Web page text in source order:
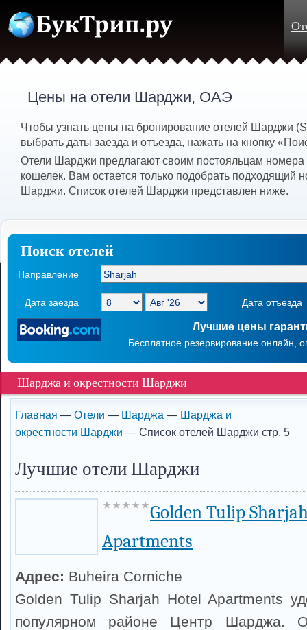
Цены на отели Шарджи, ОАЭ
Чтобы узнать цены на бронирование отелей Шарджи
выбрать даты заезда и отъезда, нажать на кнопку
Отели Шарджи предлагают своим постояльцам номера
кошелек. Вам остается только подобрать подходящий
Шарджи. Список отелей Шарджи представлен ниже.
Поиск отелей
Направление
Дата заезда Дата отъезда
Лучшие цены
Бесплатное резервирование онлайн,
Шарджа и окрестности Шарджи
Главная — Отели — Шарджа — Шарджа и
окрестности Шарджи — Список отелей Шарджи стр. 5
Лучшие отели Шарджи
Golden Tulip
Apartments
Адрес: Buheira Corniche
Golden Tulip Sharjah Hotel Apartments
популярном районе Центр Шарджа.